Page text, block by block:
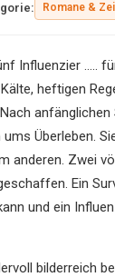
Romane &
Influenzier …..
heftigen
Überleben.
anderen. Zwei
Ein
und ein
bilderreich